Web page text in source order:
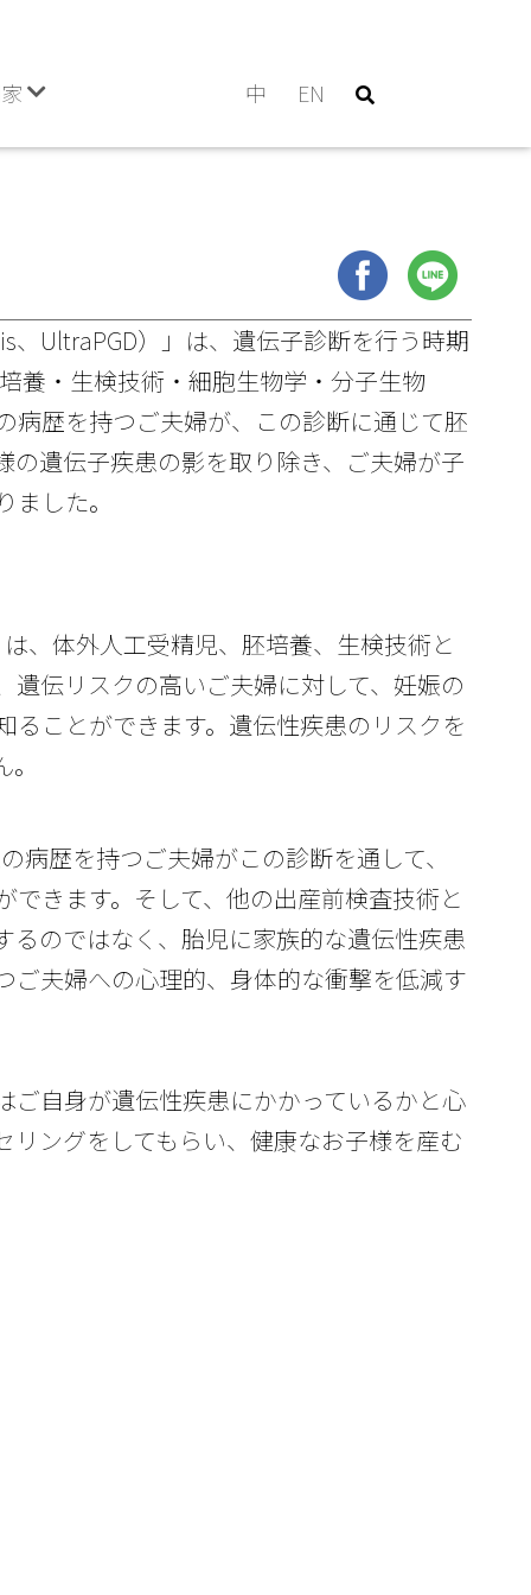
中 EN
UltraPGD）」は、遺伝子診断を行う時期
養・生検技術・細胞生物学・分子生物
病歴を持つご夫婦が、この診断に通じて胚
遺伝子疾患の影を取り除き、ご夫婦が子
した。
、体外人工受精児、胚培養、生検技術と
伝リスクの高いご夫婦に対して、妊娠の
ことができます。遺伝性疾患のリスクを
病歴を持つご夫婦がこの診断を通して、
きます。そして、他の出産前検査技術と
のではなく、胎児に家族的な遺伝性疾患
夫婦への心理的、身体的な衝撃を低減す
自身が遺伝性疾患にかかっているかと心
ングをしてもらい、健康なお子様を産む